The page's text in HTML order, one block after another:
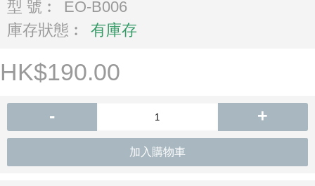
型 號︰
EO-B006
庫存狀態︰
有庫存
HK$190.00
- +
加入購物車